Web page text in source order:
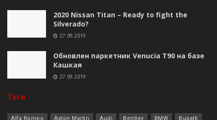
2020 Nissan Titan – Ready to fight the
Silverado?
27.09.2019
Обновлен паркетник Venucia T90 на базе
Кашкая
27.09.2019
Теги
Alfa Romeo Aston Martin Audi Bentley BMW Bugatti